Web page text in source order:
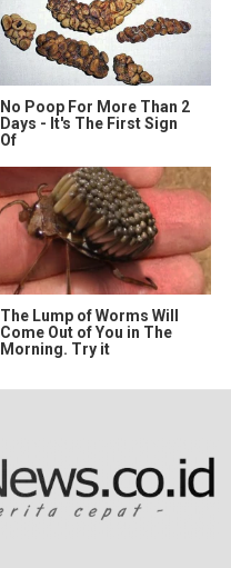
No Poop For More Than 2
Days - It's The First Sign
Of
The Lump of Worms Will
Come Out of You in The
Morning. Try it